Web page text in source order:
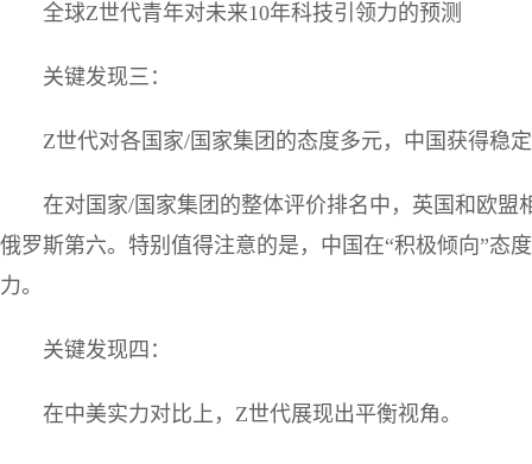
全球Z世代青年对未来10年科技引领力的预测
关键发现三：
Z世代对各国家/国家集团的态度多元，中国获得稳
在对国家/国家集团的整体评价排名中，英国和欧
俄罗斯第六。特别值得注意的是，中国在“积极倾向”态
力。
关键发现四：
在中美实力对比上，Z世代展现出平衡视角。